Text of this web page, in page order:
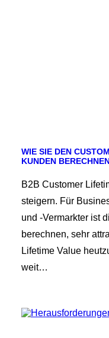
WIE SIE DEN
KUNDEN
B2B Customer
steigern. Für
und -Vermarkter ist
berechnen, sehr
Lifetime Value
weit…